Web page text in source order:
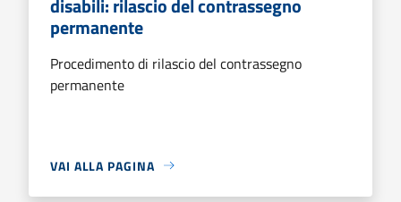
permanente
Procedimento di rilascio del contrassegno
permanente
VAI ALLA PAGINA